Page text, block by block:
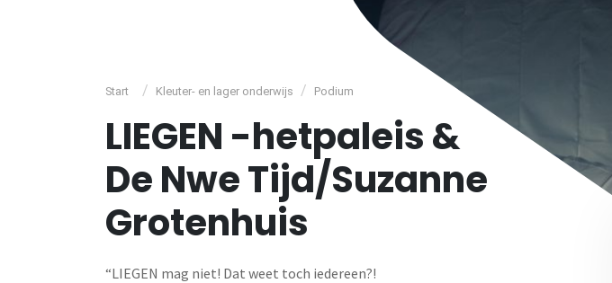
Start / Kleuter- en lager onderwijs / Podium
LIEGEN -hetpaleis &
De Nwe Tijd/Suzanne
Grotenhuis
“LIEGEN mag niet! Dat weet toch iedereen?!